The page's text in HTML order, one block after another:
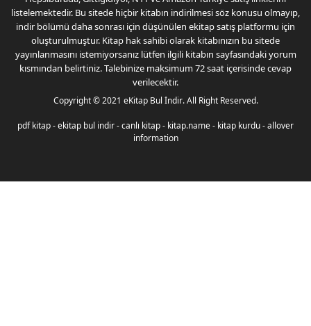
listelemektedir. Bu sitede hiçbir kitabın indirilmesi söz konusu olmayıp,
indir bölümü daha sonrası için düşünülen ekitap satış platformu için
oluşturulmuştur. Kitap hak sahibi olarak kitabınızın bu sitede
yayınlanmasını istemiyorsanız lütfen ilgili kitabın sayfasındaki yorum
kısmından belirtiniz. Talebinize maksimum 72 saat içerisinde cevap
verilecektir.
Copyright © 2021 eKitap Bul İndir. All Right Reserved.
pdf kitap-ekitap bul indir-canlı kitap- kitap.name- kitap kurdu-allover
information